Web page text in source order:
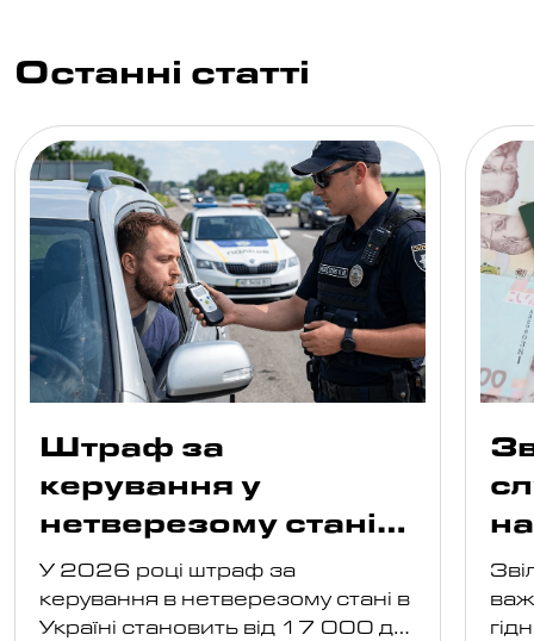
Останні статті
Штраф за
керування у
нетверезому стані
2026: розміри
У 2026 році штраф за
керування в нетверезому стані в
Україні становить від 17 000 до